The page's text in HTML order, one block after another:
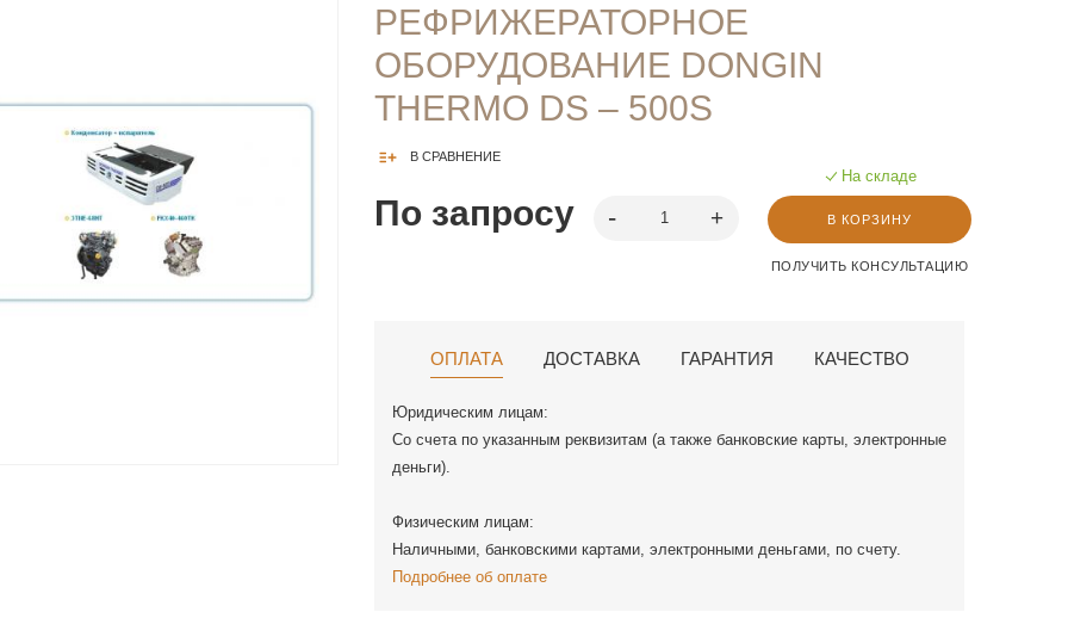
РЕФРИЖЕРАТОРНОЕ
ОБОРУДОВАНИЕ DONGIN
THERMO DS – 500S
В СРАВНЕНИЕ
По запросу
На складе
В КОРЗИНУ
ПОЛУЧИТЬ КОНСУЛЬТАЦИЮ
ОПЛАТА ДОСТАВКА ГАРАНТИЯ КАЧЕСТВО
Юридическим лицам:
Со счета по указанным реквизитам (а также банковские карты, электронные
деньги).
Физическим лицам:
Наличными, банковскими картами, электронными деньгами, по счету.
Подробнее об оплате